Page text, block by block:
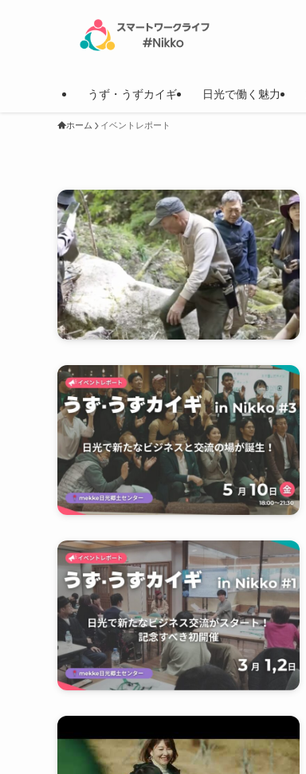
うず・うずカイギ 日光で働く魅力
ホーム イベントレポート